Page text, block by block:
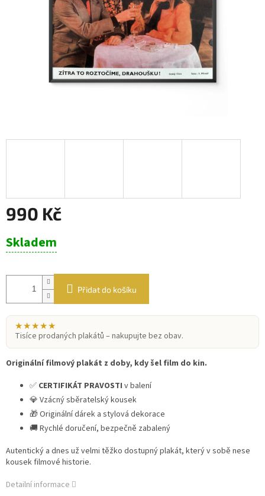
990 Kč
cena:
Skladem
Přidat do košíku
★★★★★
Tisíce prodaných plakátů – nakupujte bez obav.
Originální filmový plakát z doby, kdy šel film do kin.
✅ CERTIFIKÁT PRAVOSTI v balení
💎 Vzácný sběratelský kousek
🎁 Originální dárek a stylová dekorace
🚚 Rychlé doručení, bezpečně zabalený
Autentický a dnes už velmi těžko dostupný plakát, který v sobě nese
kousek filmové historie.
Detailní informace